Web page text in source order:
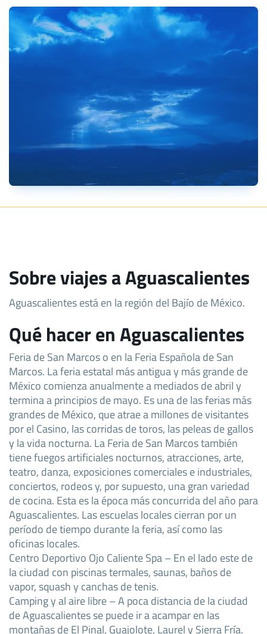
Sobre viajes a Aguascalientes
Aguascalientes está en la región del Bajío de México.
Qué hacer en Aguascalientes
Feria de San Marcos o en la Feria Española de San
Marcos. La feria estatal más antigua y más grande de
México comienza anualmente a mediados de abril y
termina a principios de mayo. Es una de las ferias más
grandes de México, que atrae a millones de visitantes
por el Casino, las corridas de toros, las peleas de gallos
y la vida nocturna. La Feria de San Marcos también
tiene fuegos artificiales nocturnos, atracciones, arte,
teatro, danza, exposiciones comerciales e industriales,
conciertos, rodeos y, por supuesto, una gran variedad
de cocina. Esta es la época más concurrida del año para
Aguascalientes. Las escuelas locales cierran por un
período de tiempo durante la feria, así como las
oficinas locales.
Centro Deportivo Ojo Caliente Spa – En el lado este de
la ciudad con piscinas termales, saunas, baños de
vapor, squash y canchas de tenis.
Camping y al aire libre – A poca distancia de la ciudad
de Aguascalientes se puede ir a acampar en las
montañas de El Pinal, Guajolote, Laurel y Sierra Fría.